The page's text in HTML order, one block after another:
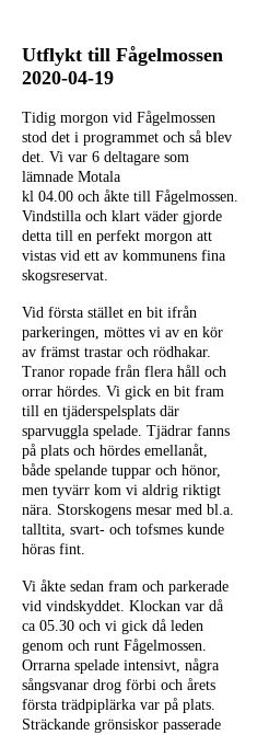
Utflykt till Fågelmossen
2020-04-19
Tidig morgon vid Fågelmossen
stod det i programmet och så blev
det. Vi var 6 deltagare som
lämnade Motala
kl 04.00 och åkte till Fågelmossen.
Vindstilla och klart väder gjorde
detta till en perfekt morgon att
vistas vid ett av kommunens fina
skogsreservat.
Vid första stället en bit ifrån
parkeringen, möttes vi av en kör
av främst trastar och rödhakar.
Tranor ropade från flera håll och
orrar hördes. Vi gick en bit fram
till en tjäderspelsplats där
sparvuggla spelade. Tjädrar fanns
på plats och hördes emellanåt,
både spelande tuppar och hönor,
men tyvärr kom vi aldrig riktigt
nära. Storskogens mesar med bl.a.
talltita, svart- och tofsmes kunde
höras fint.
Vi åkte sedan fram och parkerade
vid vindskyddet. Klockan var då
ca 05.30 och vi gick då leden
genom och runt Fågelmossen.
Orrarna spelade intensivt, några
sångsvanar drog förbi och årets
första trädpiplärka var på plats.
Sträckande grönsiskor passerade